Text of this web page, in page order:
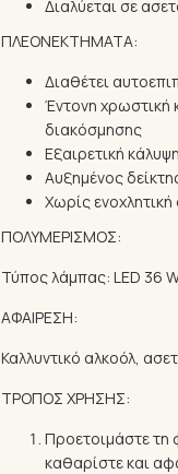
Διαλύεται σε
ΠΛΕΟΝΕΚΤΗΜΑΤΑ:
Διαθέτει
Έντονη χρωστική
διακόσμησης
Εξαιρετική
Αυξημένος
Χωρίς
ΠΟΛΥΜΕΡΙΣΜΟΣ:
Τύπος λάμπας: LED 36
ΑΦΑΙΡΕΣΗ:
Καλλυντικό αλκοόλ,
ΤΡΟΠΟΣ ΧΡΗΣΗΣ:
Προετοιμάστε τη
καθαρίστε και